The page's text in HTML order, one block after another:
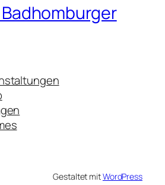
Badhomburger
Gestaltet mitWordPress